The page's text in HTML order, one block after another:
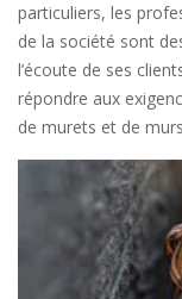
particuliers, les
de la société sont
l’écoute de ses
répondre aux
de murets et de